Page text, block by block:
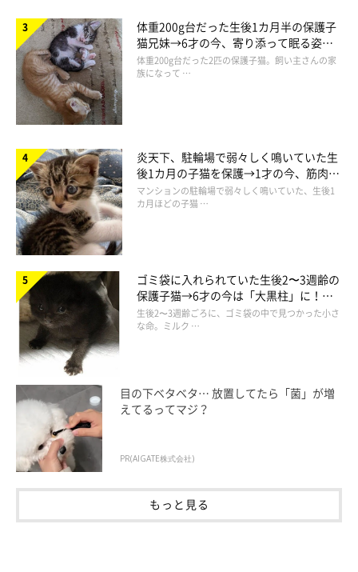
ネネちゃんってどんなコ？
ごはんを食べて満足した様子のネネちゃん
@Pastel_Nene
体重200g台だった生後1カ月半の保護子
猫兄妹→6才の今、寄り添って眠る姿に
ほっこり！
体重200g台だった2匹の保護子猫。飼い主さんの家
族になって …
炎天下、駐輪場で弱々しく鳴いていた生
後1カ月の子猫を保護→1才の今、筋肉質
でツンデレなコに成長
マンションの駐輪場で弱々しく鳴いていた、生後1
カ月ほどの子猫 …
ゴミ袋に入れられていた生後2〜3週齢の
保護子猫→6才の今は「大黒柱」に！
美しい黒猫に成長した姿にグッとくる
生後2〜3週齢ごろに、ゴミ袋の中で見つかった小さ
な命。ミルク …
目の下ベタベタ… 放置してたら「菌」が増
えてるってマジ？
PR(AIGATE株式会社)
もっと見る